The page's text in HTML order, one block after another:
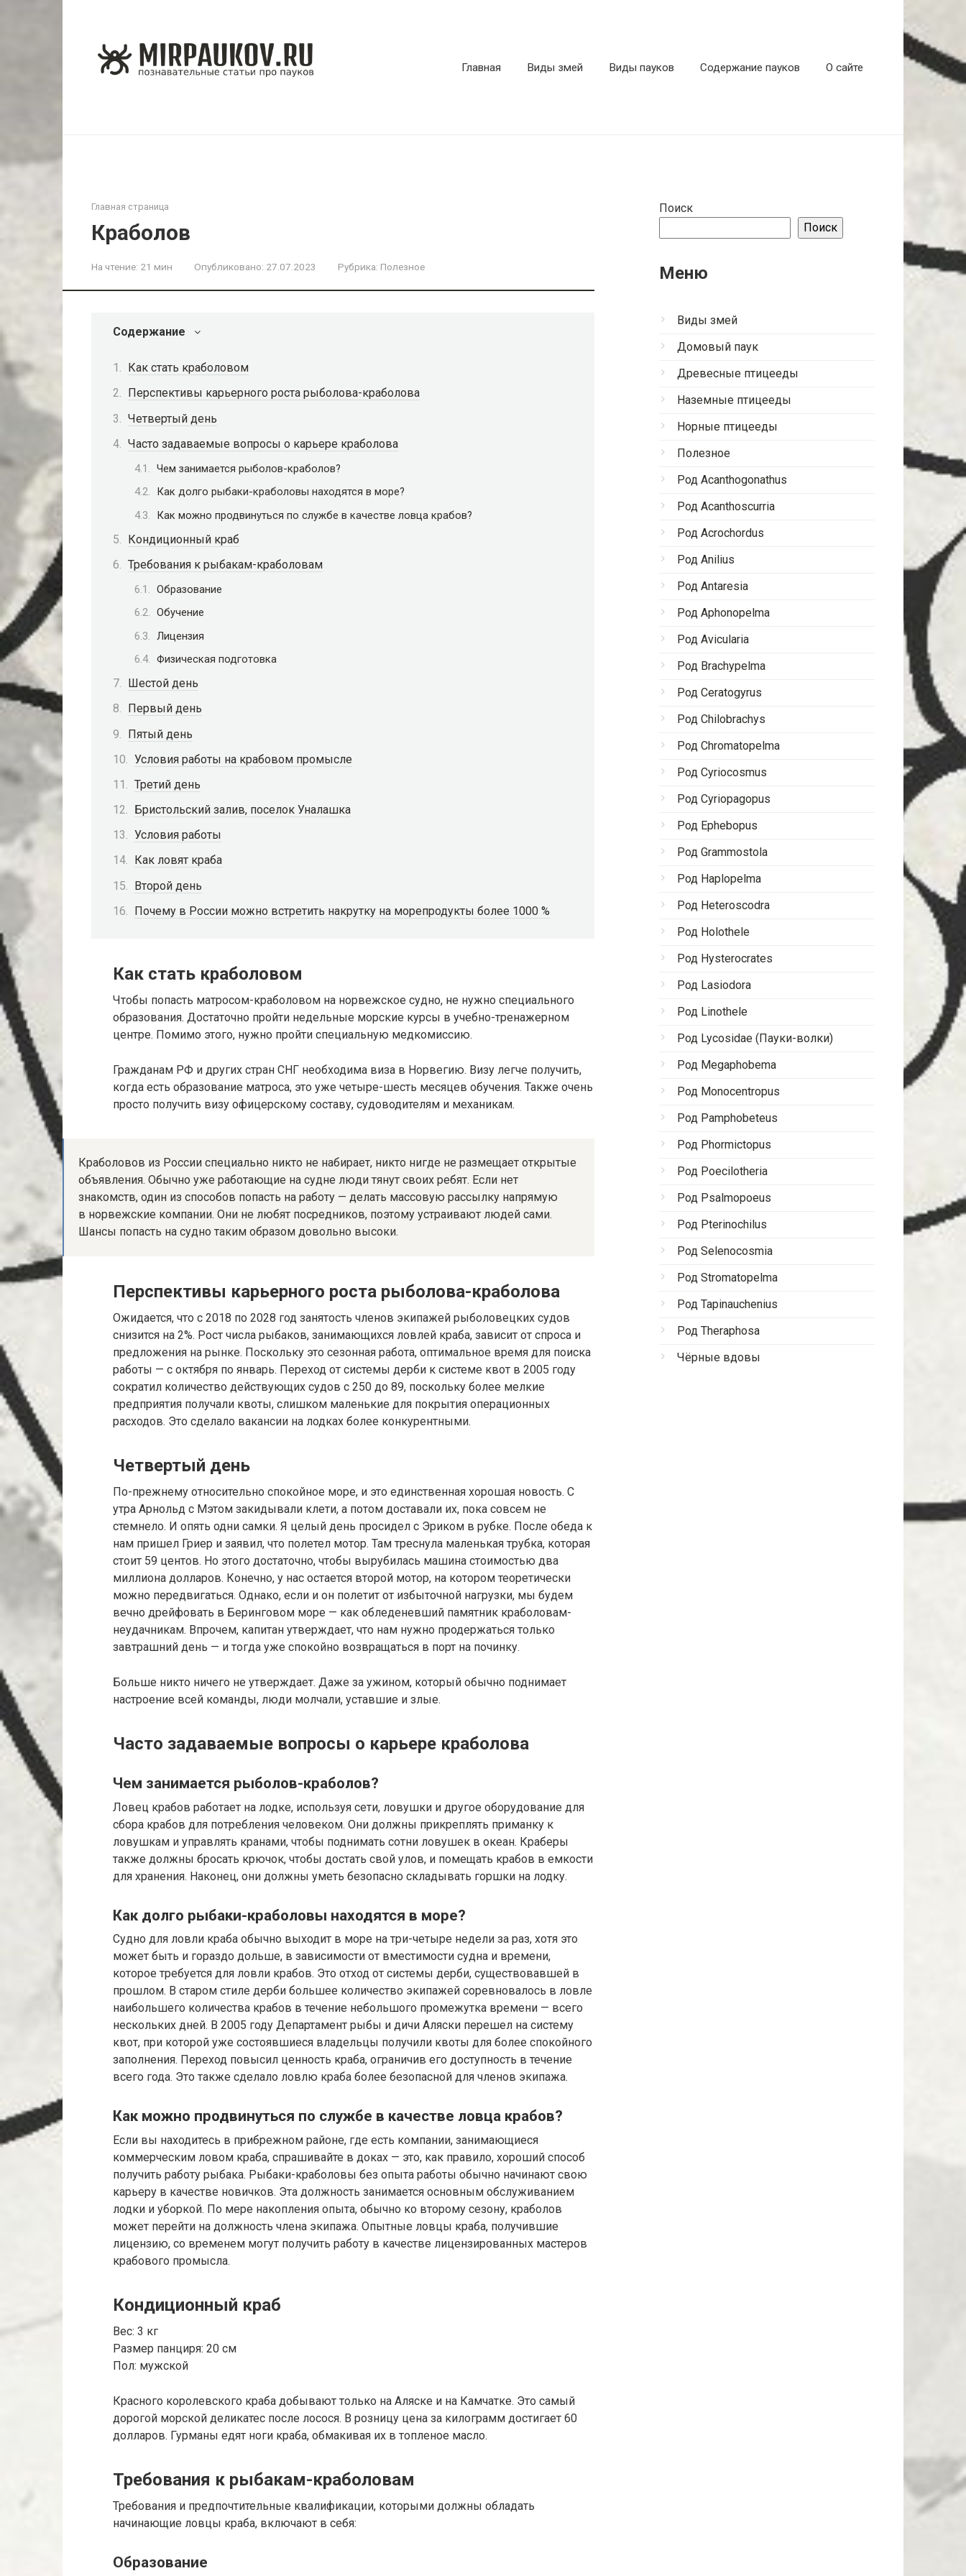
Главная Виды змей Виды пауков Содержание пауков О сайте
Главная страница
Краболов
На чтение: 21 мин Опубликовано: 27.07.2023 Рубрика: Полезное
Содержание
Как стать краболовом
Перспективы карьерного роста рыболова-краболова
Четвертый день
Часто задаваемые вопросы о карьере краболова
Чем занимается рыболов-краболов?
Как долго рыбаки-краболовы находятся в море?
Как можно продвинуться по службе в качестве ловца крабов?
Кондиционный краб
Требования к рыбакам-краболовам
Образование
Обучение
Лицензия
Физическая подготовка
Шестой день
Первый день
Пятый день
Условия работы на крабовом промысле
Третий день
Бристольский залив, поселок Уналашка
Условия работы
Как ловят краба
Второй день
Почему в России можно встретить накрутку на морепродукты более 1000 %
Как стать краболовом
Чтобы попасть матросом-краболовом на норвежское судно, не нужно специального
образования. Достаточно пройти недельные морские курсы в учебно-тренажерном
центре. Помимо этого, нужно пройти специальную медкомиссию.
Гражданам РФ и других стран СНГ необходима виза в Норвегию. Визу легче получить,
когда есть образование матроса, это уже четыре-шесть месяцев обучения. Также очень
просто получить визу офицерскому составу, судоводителям и механикам.
Краболовов из России специально никто не набирает, никто нигде не размещает открытые
объявления. Обычно уже работающие на судне люди тянут своих ребят. Если нет
знакомств, один из способов попасть на работу — делать массовую рассылку напрямую
в норвежские компании. Они не любят посредников, поэтому устраивают людей сами.
Шансы попасть на судно таким образом довольно высоки.
Перспективы карьерного роста рыболова-краболова
Ожидается, что с 2018 по 2028 год занятость членов экипажей рыболовецких судов
снизится на 2%. Рост числа рыбаков, занимающихся ловлей краба, зависит от спроса и
предложения на рынке. Поскольку это сезонная работа, оптимальное время для поиска
работы — с октября по январь. Переход от системы дерби к системе квот в 2005 году
сократил количество действующих судов с 250 до 89, поскольку более мелкие
предприятия получали квоты, слишком маленькие для покрытия операционных
расходов. Это сделало вакансии на лодках более конкурентными.
Четвертый день
По-прежнему относительно спокойное море, и это единственная хорошая новость. С
утра Арнольд с Мэтом закидывали клети, а потом доставали их, пока совсем не
стемнело. И опять одни самки. Я целый день просидел с Эриком в рубке. После обеда к
нам пришел Гриер и заявил, что полетел мотор. Там треснула маленькая трубка, которая
стоит 59 центов. Но этого достаточно, чтобы вырубилась машина стоимостью два
миллиона долларов. Конечно, у нас остается второй мотор, на котором теоретически
можно передвигаться. Однако, если и он полетит от избыточной нагрузки, мы будем
вечно дрейфовать в Беринговом море — как обледеневший памятник краболовам-
неудачникам. Впрочем, капитан утверждает, что нам нужно продержаться только
завтрашний день — и тогда уже спокойно возвращаться в порт на починку.
Больше никто ничего не утверждает. Даже за ужином, который обычно поднимает
настроение всей команды, люди молчали, уставшие и злые.
Часто задаваемые вопросы о карьере краболова
Чем занимается рыболов-краболов?
Ловец крабов работает на лодке, используя сети, ловушки и другое оборудование для
сбора крабов для потребления человеком. Они должны прикреплять приманку к
ловушкам и управлять кранами, чтобы поднимать сотни ловушек в океан. Краберы
также должны бросать крючок, чтобы достать свой улов, и помещать крабов в емкости
для хранения. Наконец, они должны уметь безопасно складывать горшки на лодку.
Как долго рыбаки-краболовы находятся в море?
Судно для ловли краба обычно выходит в море на три-четыре недели за раз, хотя это
может быть и гораздо дольше, в зависимости от вместимости судна и времени,
которое требуется для ловли крабов. Это отход от системы дерби, существовавшей в
прошлом. В старом стиле дерби большее количество экипажей соревновалось в ловле
наибольшего количества крабов в течение небольшого промежутка времени — всего
нескольких дней. В 2005 году Департамент рыбы и дичи Аляски перешел на систему
квот, при которой уже состоявшиеся владельцы получили квоты для более спокойного
заполнения. Переход повысил ценность краба, ограничив его доступность в течение
всего года. Это также сделало ловлю краба более безопасной для членов экипажа.
Как можно продвинуться по службе в качестве ловца крабов?
Если вы находитесь в прибрежном районе, где есть компании, занимающиеся
коммерческим ловом краба, спрашивайте в доках — это, как правило, хороший способ
получить работу рыбака. Рыбаки-краболовы без опыта работы обычно начинают свою
карьеру в качестве новичков. Эта должность занимается основным обслуживанием
лодки и уборкой. По мере накопления опыта, обычно ко второму сезону, краболов
может перейти на должность члена экипажа. Опытные ловцы краба, получившие
лицензию, со временем могут получить работу в качестве лицензированных мастеров
крабового промысла.
Кондиционный краб
Вес: 3 кг
Размер панциря: 20 см
Пол: мужской
Красного королевского краба добывают только на Аляске и на Камчатке. Это самый
дорогой морской деликатес после лосося. В розницу цена за килограмм достигает 60
долларов. Гурманы едят ноги краба, обмакивая их в топленое масло.
Требования к рыбакам-краболовам
Требования и предпочтительные квалификации, которыми должны обладать
начинающие ловцы краба, включают в себя:
Образование
Поиск
Поиск
Меню
Виды змей
Домовый паук
Древесные птицееды
Наземные птицееды
Норные птицееды
Полезное
Род Acanthogonathus
Род Acanthoscurria
Род Acrochordus
Род Anilius
Род Antaresia
Род Aphonopelma
Род Avicularia
Род Brachypelma
Род Ceratogyrus
Род Chilobrachys
Род Chromatopelma
Род Cyriocosmus
Род Cyriopagopus
Род Ephebopus
Род Grammostola
Род Haplopelma
Род Heteroscodra
Род Holothele
Род Hysterocrates
Род Lasiodora
Род Linothele
Род Lycosidae (Пауки-волки)
Род Megaphobema
Род Monocentropus
Род Pamphobeteus
Род Phormictopus
Род Poecilotheria
Род Psalmopoeus
Род Pterinochilus
Род Selenocosmia
Род Stromatopelma
Род Tapinauchenius
Род Theraphosa
Чёрные вдовы